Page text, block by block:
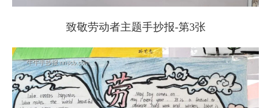
致敬劳动者主题手抄报-第3张